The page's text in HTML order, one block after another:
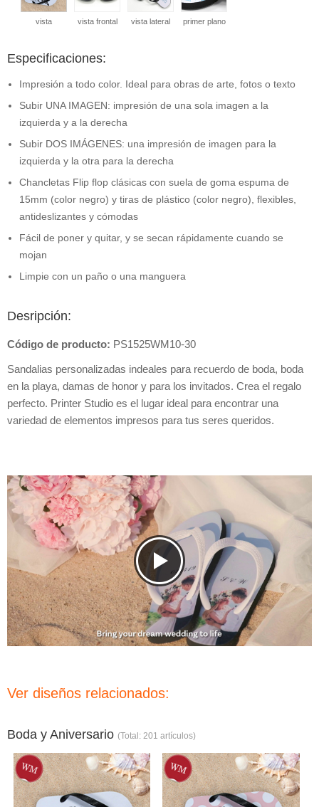
vista vista frontal vista lateral primer plano
Especificaciones:
Impresión a todo color. Ideal para obras de arte, fotos o texto
Subir UNA IMAGEN: impresión de una sola imagen a la
izquierda y a la derecha
Subir DOS IMÁGENES: una impresión de imagen para la
izquierda y la otra para la derecha
Chancletas Flip flop clásicas con suela de goma espuma de
15mm (color negro) y tiras de plástico (color negro), flexibles,
antideslizantes y cómodas
Fácil de poner y quitar, y se secan rápidamente cuando se
mojan
Limpie con un paño o una manguera
Desripción:
Código de producto: PS1525WM10-30
Sandalias personalizadas indeales para recuerdo de boda, boda
en la playa, damas de honor y para los invitados. Crea el regalo
perfecto. Printer Studio es el lugar ideal para encontrar una
variedad de elementos impresos para tus seres queridos.
Ver diseños relacionados:
Boda y Aniversario (Total: 201 artículos)